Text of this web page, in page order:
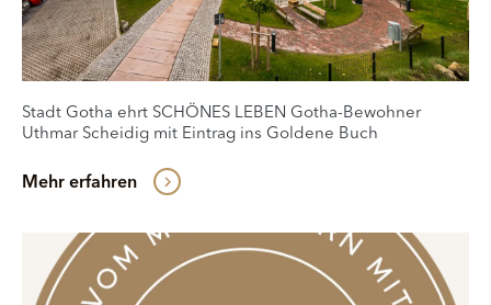
Stadt Gotha ehrt SCHÖNES LEBEN Gotha-Bewohner
Uthmar Scheidig mit Eintrag ins Goldene Buch
Mehr erfahren